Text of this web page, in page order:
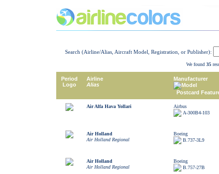
Search (Airline/Alias, Aircraft Model, Registration, or Publisher):
We found 35
Period
Logo
Airline
Alias
Manufacturer
Model
Postcard
Air Alfa Hava Yollari
Airbus
A-300B4-103
Air Holland
Air Holland Regional
Boeing
B.737-3L9
Air Holland
Air Holland Regional
Boeing
B.757-27B